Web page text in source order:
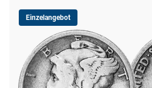
Einzelangebot